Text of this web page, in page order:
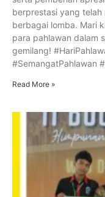
berprestasi yang telah
berbagai lomba. Mari
para pahlawan dalam
gemilang!
#SemangatPahlawan
Read More »